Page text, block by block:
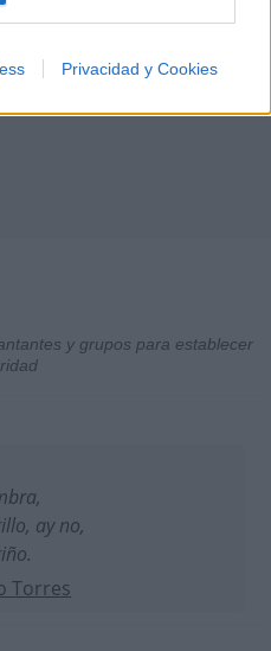
Privacidad y Cookies
y grupos para establecer
ay no,
Torres